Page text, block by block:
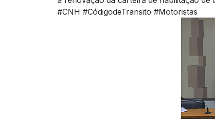
#CNH #CódigodeTransito #Motoristas